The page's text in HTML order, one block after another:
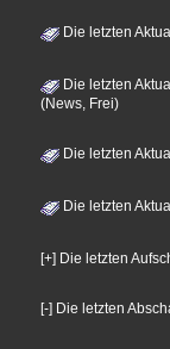
Die letzten
Die letzten
(News, Frei)
Die letzten
Die letzten
[+] Die letzten
[-] Die letzten